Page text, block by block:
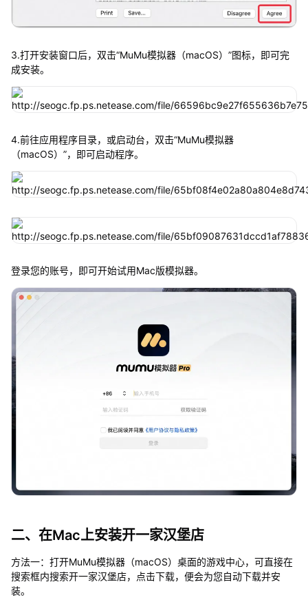
3.打开安装窗口后，双击“MuMu模拟器（macOS）”图标，即可完
成安装。
4.前往应用程序目录，或启动台，双击“MuMu模拟器
（macOS）”，即可启动程序。
登录您的账号，即可开始试用Mac版模拟器。
二、在Mac上安装开一家汉堡店
方法一：打开MuMu模拟器（macOS）桌面的游戏中心，可直接在
搜索框内搜索开一家汉堡店，点击下载，便会为您自动下载并安
装。